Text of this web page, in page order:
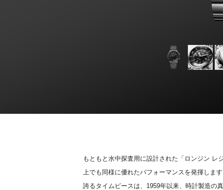
もともと水中探査用に設計された「ロンジン レ
上でも同様に優れたパフォーマンスを発揮しま
誇るタイムピースは、1959年以来、時計製造の